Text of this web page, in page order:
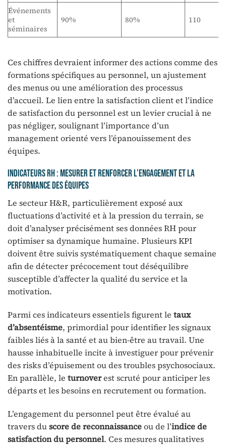
Événements
et
séminaires
90% 80% 110
Ces chiffres devraient informer des actions comme des
formations spécifiques au personnel, un ajustement
des menus ou une amélioration des processus
d’accueil. Le lien entre la satisfaction client et l’indice
de satisfaction du personnel est un levier crucial à ne
pas négliger, soulignant l’importance d’un
management orienté vers l’épanouissement des
équipes.
Indicateurs RH : mesurer et renforcer l’engagement et la
performance des équipes
Le secteur H&R, particulièrement exposé aux
fluctuations d’activité et à la pression du terrain, se
doit d’analyser précisément ses données RH pour
optimiser sa dynamique humaine. Plusieurs KPI
doivent être suivis systématiquement chaque semaine
afin de détecter précocement tout déséquilibre
susceptible d’affecter la qualité du service et la
motivation.
Parmi ces indicateurs essentiels figurent le taux
d’absentéisme, primordial pour identifier les signaux
faibles liés à la santé et au bien-être au travail. Une
hausse inhabituelle incite à investiguer pour prévenir
des risks d’épuisement ou des troubles psychosociaux.
En parallèle, le turnoverest scruté pour anticiper les
départs et les besoins en recrutement ou formation.
L’engagement du personnel peut être évalué au
travers duscore de reconnaissanceou de l’indice de
satisfaction du personnel. Ces mesures qualitatives